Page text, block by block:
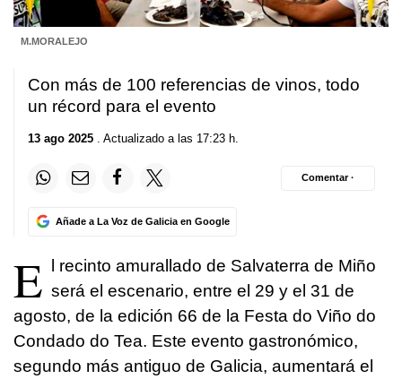
M.MORALEJO
Con más de 100 referencias de vinos, todo
un récord para el evento
13 ago 2025 . Actualizado a las 17:23 h.
Añade a La Voz de Galicia en Google
Comentar ·
E l recinto amurallado de Salvaterra de Miño
será el escenario, entre el 29 y el 31 de
agosto, de la edición 66 de la Festa do Viño do
Condado do Tea. Este evento gastronómico,
segundo más antiguo de Galicia, aumentará el